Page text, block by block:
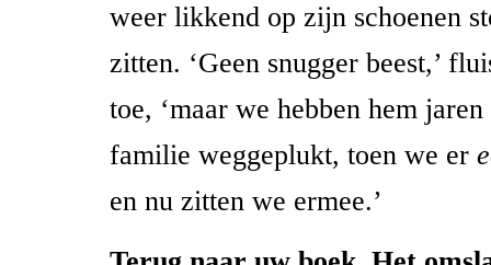
weer likkend op zijn schoenen
zitten. ‘Geen snugger beest,’
toe, ‘maar we hebben hem
familie weggeplukt, toen we er
en nu zitten we ermee.’